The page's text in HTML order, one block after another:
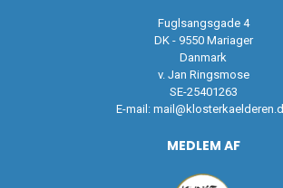
Fuglsangsgade 4
DK - 9550 Mariager
Danmark
v. Jan Ringsmose
SE-25401263
E-mail:
MEDLEM AF